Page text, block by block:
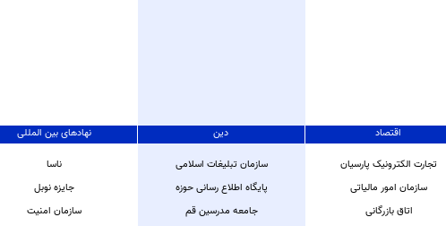
اقتصاد
تجارت الکترونیک پارسیان
سازمان امور مالیاتی
اتاق بازرگانی
دین
سازمان تبلیغات اسلامی
پایگاه اطلاع رسانی حوزه
جامعه مدرسین قم
نهادهای بین المللی
ناسا
جایزه نوبل
سازمان امنیت